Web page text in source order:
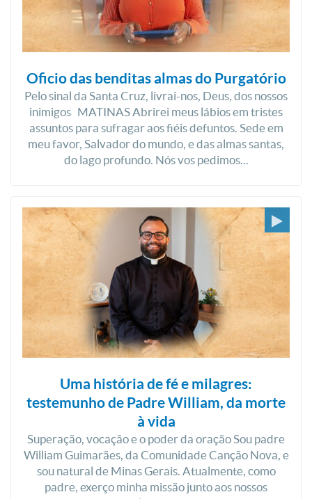
Oficio das benditas almas do Purgatório
Pelo sinal da Santa Cruz, livrai-nos, Deus, dos nossos
inimigos MATINAS Abrirei meus lábios em tristes
assuntos para sufragar aos fiéis defuntos. Sede em
meu favor, Salvador do mundo, e das almas santas,
do lago profundo. Nós vos pedimos...
Uma história de fé e milagres:
testemunho de Padre William, da morte
à vida
Superação, vocação e o poder da oração Sou padre
William Guimarães, da Comunidade Canção Nova, e
sou natural de Minas Gerais. Atualmente, como
padre, exerço minha missão junto aos nossos